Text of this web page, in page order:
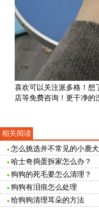
喜欢可以关注派多格！想
店等免费咨询！更干净的
相关阅读
怎么挑选并不常见的小鹿犬
哈士奇捣蛋拆家怎么办？
狗狗的死毛要怎么清理？
狗狗有泪痕怎么处理
给狗狗清理耳朵的方法